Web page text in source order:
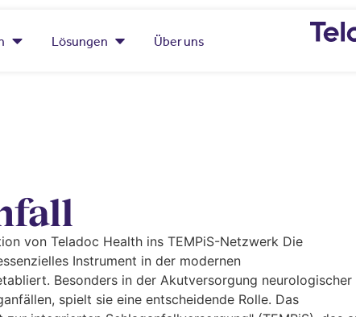
Lösungen Über uns
von Teladoc Health ins TEMPiS-Netzwerk Die
Instrument in der modernen
Besonders in der Akutversorgung neurologischer
spielt sie eine entscheidende Rolle. Das